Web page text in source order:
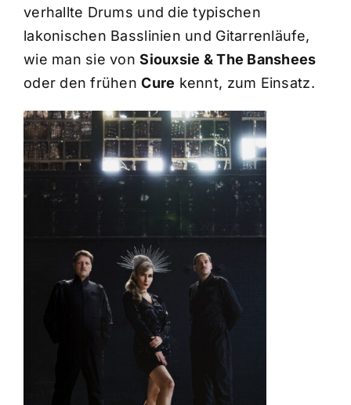
verhallte Drums und die typischen
lakonischen Basslinien und Gitarrenläufe,
wie man sie vonSiouxsie & The Banshees
oder den frühenCure kennt, zum Einsatz.